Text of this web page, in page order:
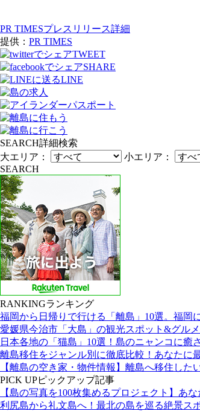
PR TIMESプレスリリース詳細
提供： PR TIMES
TWEET
SHARE
LINE
SEARCH詳細検索
大エリア：
小エリア：
SEARCH
RANKINGランキング
福岡から日帰りで行ける「離島」10選。福岡
愛媛県今治市「大島」の観光スポット&グル
日本各地の「猫島」10選！島のニャンコに癒
離島移住をジャンル別に徹底比較！あなたに
【離島の空き家・物件情報】離島へ移住した
PICK UPピックアップ記事
【島の写真を100枚集めるプロジェクト】あ
利尻島から礼文島へ！最北の島を巡る絶景ス